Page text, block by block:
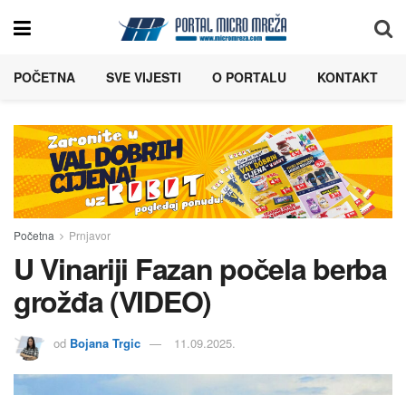
POČETNA SVE VIJESTI O PORTALU KONTAKT
Početna Prnjavor
U Vinariji Fazan počela berba
grožđa (VIDEO)
od Bojana Trgic 11.09.2025.